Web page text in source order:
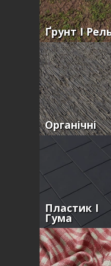
Ґрунт І
Органічні
Пластик І
Гума